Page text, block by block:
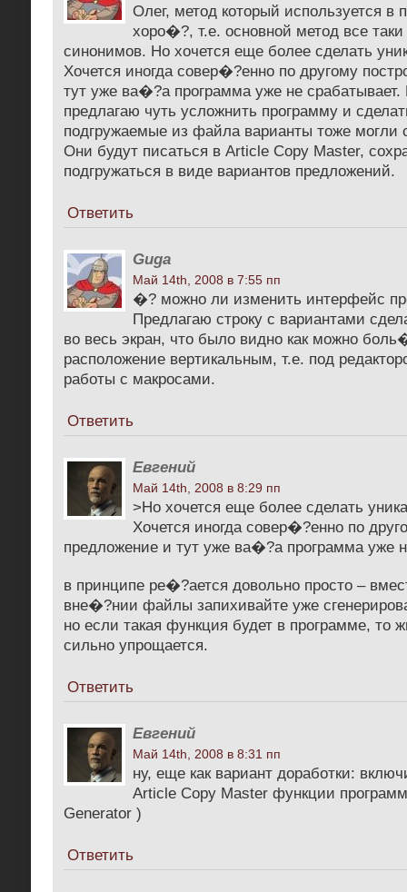
Олег, метод который используется в
хоро�?, т.е. основной метод все
синонимов. Но хочется еще более сделать
Хочется иногда совер�?енно по другому
тут уже ва�?а программа уже не срабатывает.
предлагаю чуть усложнить программу и
подгружаемые из файла варианты тоже могли
Они будут писаться в Article Copy Master,
подгружаться в виде вариантов предложений.
Ответить
Guga
Май 14th, 2008 в 7:55 пп
�? можно ли изменить интерфейс
Предлагаю строку с вариантами
во весь экран, что было видно как можно
расположение вертикальным, т.е. под
работы с макросами.
Ответить
Евгений
Май 14th, 2008 в 8:29 пп
>Но хочется еще более сделать
Хочется иногда совер�?енно по
предложение и тут уже ва�?а программа уже
в принципе ре�?ается довольно просто –
вне�?нии файлы запихивайте уже
но если такая функция будет в программе, то
сильно упрощается.
Ответить
Евгений
Май 14th, 2008 в 8:31 пп
ну, еще как вариант доработки:
Article Copy Master функции
Generator )
Ответить